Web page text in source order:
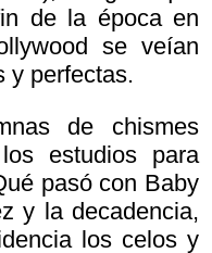
de la época en
se veían
y perfectas.
de chismes
estudios para
pasó con Baby
y la decadencia,
los celos y